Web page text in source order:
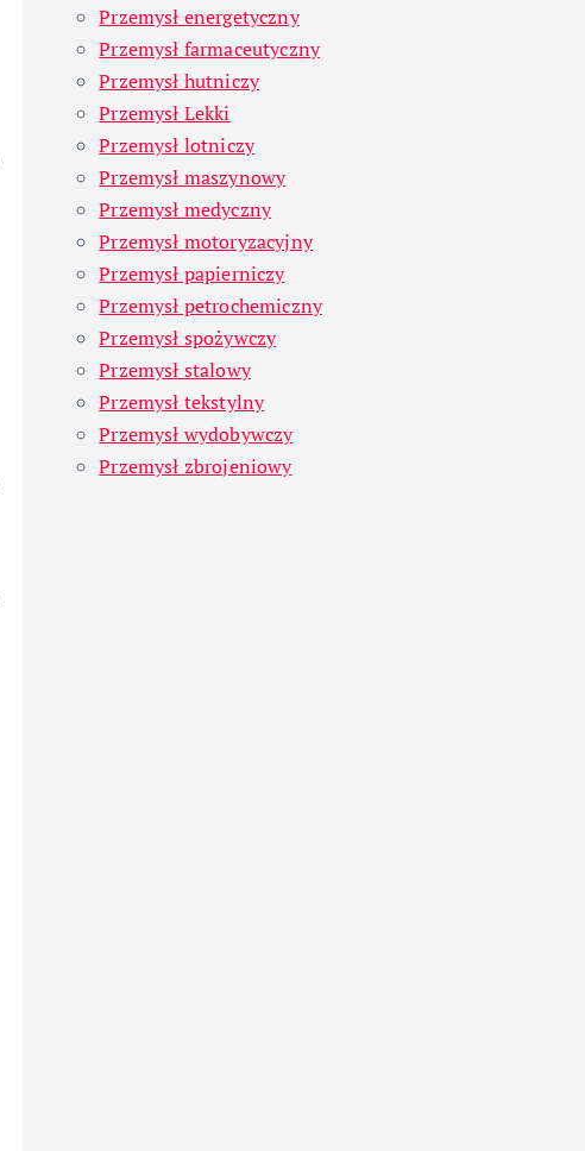
Przemysł energetyczny
Przemysł farmaceutyczny
Przemysł hutniczy
Przemysł Lekki
Przemysł lotniczy
Przemysł maszynowy
Przemysł medyczny
Przemysł motoryzacyjny
Przemysł papierniczy
Przemysł petrochemiczny
Przemysł spożywczy
Przemysł stalowy
Przemysł tekstylny
Przemysł wydobywczy
Przemysł zbrojeniowy